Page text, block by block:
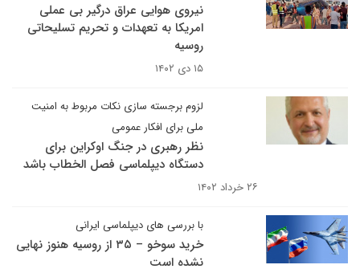
نیروی هوایی عراق درگیر بی عملی
امریکا به تعهدات و تحریم تسلیحاتی
روسیه
۱۵ دی ۱۴۰۲
لزوم برجسته سازی نکات مربوط به امنیت
ملی برای افکار عمومی
نظر رهبری در جنگ اوکراین برای
دستگاه دیپلماسی فصل الخطاب باشد
۲۶ خرداد ۱۴۰۲
با بررسی های دیپلماسی ایرانی
خرید سوخو – ۳۵ از روسیه هنوز نهایی
نشده است